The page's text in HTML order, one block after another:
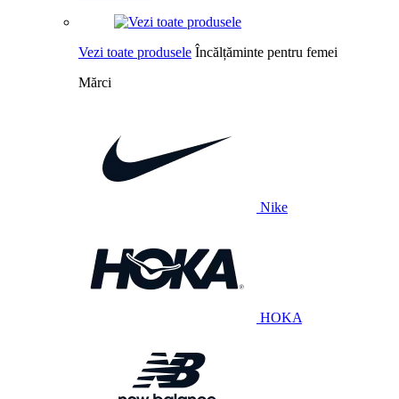
Vezi toate produsele Încălțăminte pentru femei
Mărci
Nike
HOKA